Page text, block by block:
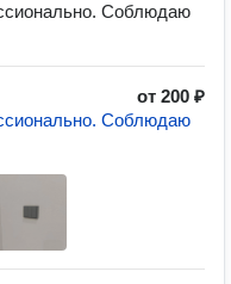
Соблюдаю
от 200 ₽
Соблюдаю